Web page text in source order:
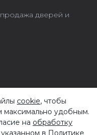
дверей и
cookie, чтобы
максимально удобным.
на обработку
в Политике